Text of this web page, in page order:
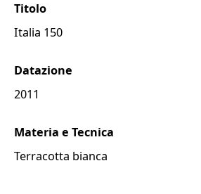
Titolo
Italia 150
Datazione
2011
Materia e Tecnica
terracotta bianca